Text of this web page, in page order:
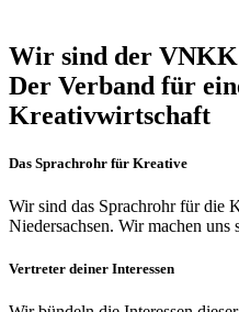
Wir sind der VNKK
Der Verband für
Kreativwirtschaft
Das Sprachrohr für Kreative
Wir sind das Sprachrohr für die
Niedersachsen. Wir machen
Vertreter deiner Interessen